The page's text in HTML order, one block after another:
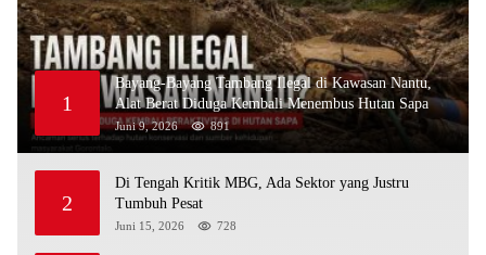
1
Bayang-Bayang Tambang Ilegal di Kawasan Nantu,
Alat Berat Diduga Kembali Menembus Hutan Sapa
Juni 9, 2026 891
2
Di Tengah Kritik MBG, Ada Sektor yang Justru
Tumbuh Pesat
Juni 15, 2026 728